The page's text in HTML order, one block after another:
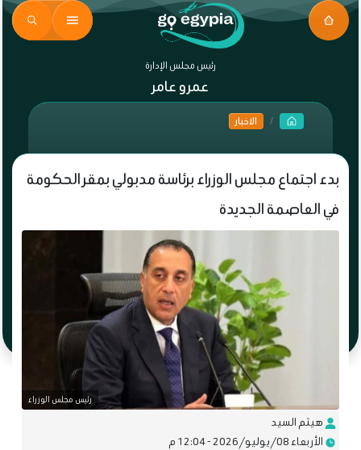
رئيس مجلس الإدارة
عمرو عامر
الاخبار
بدء اجتماع مجلس الوزراء برئاسة مدبولي بمقر الحكومة
في العاصمة الجديدة
رئيس مجلس الوزراء
هيثم السيد
الأربعاء 08/يوليو/2026 - 12:04 م